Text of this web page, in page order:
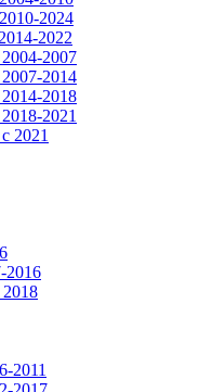
2024
2022
2007
2014
2018
2021
2021
2016
2011